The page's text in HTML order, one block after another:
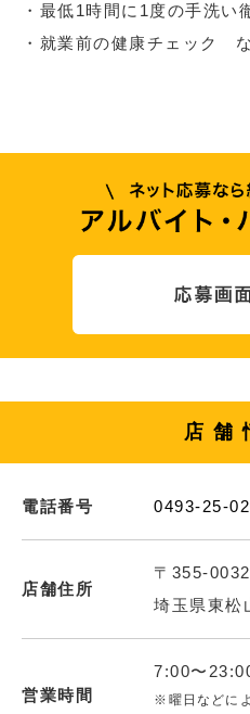
・最低1時間に1度の手洗い
・就業前の健康チェック
店舗
電話番号 0493-25-
店舗住所
〒355-0032
埼玉県東松
営業時間
7:00〜
※曜日などに